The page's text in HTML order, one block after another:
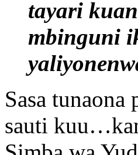
tayari
mbinguni
Sasa
sauti